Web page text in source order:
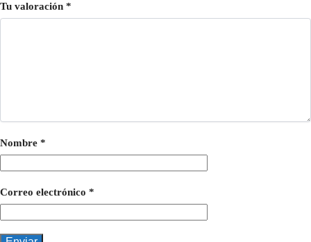
Tu valoración *
Nombre *
Correo electrónico *